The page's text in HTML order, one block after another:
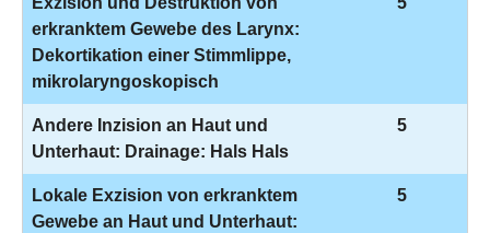
erkranktem Gewebe des Larynx:
Dekortikation einer Stimmlippe,
mikrolaryngoskopisch
Andere Inzision an Haut und
Unterhaut: Drainage: Hals Hals
5
Lokale Exzision von erkranktem
Gewebe an Haut und Unterhaut:
5